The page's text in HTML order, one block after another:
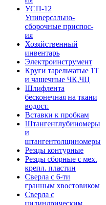
УСП-12
Универсально-
сборочные приспос-
ия
Хозяйственный
инвентарь
Электроинструмент
Круги тарельчатые 1Т
и чашечные ЧК,ЧЦ
Шлифлента
бесконечная на ткани
водост.
Вставки к пробкам
Штангенглубиномеры
и
штангентолщиномеры
Резцы контурные
Резцы сборные с мех.
крепл. пластин
Сверла с 6-ти
гранным хвостовиком
Сверла с
цилиндрическим